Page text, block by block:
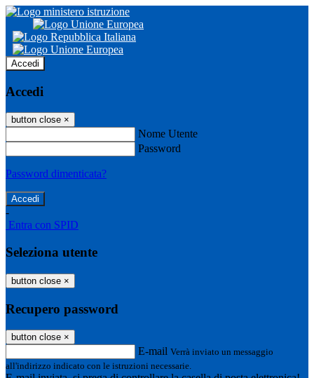
Accedi
Accedi
button close ×
Nome Utente
Password
Password dimenticata?
-
Entra con SPID
Seleziona utente
button close ×
Recupero password
button close ×
E-mail Verrà inviato un messaggio
all'indirizzo indicato con le istruzioni necessarie.